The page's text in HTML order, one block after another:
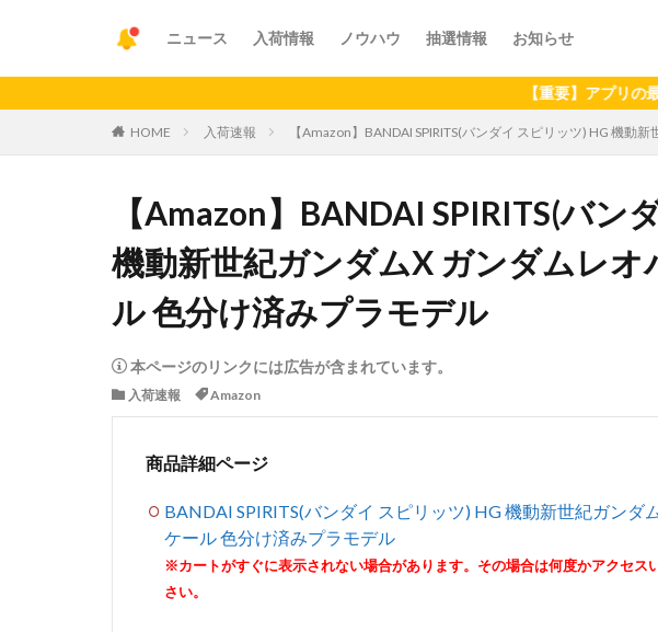
ニュース 入荷情報 ノウハウ 抽選情報 お知らせ
【重要】アプリの最新バー
HOME 入荷速報 【Amazon】BANDAI SPIRITS(バンダイ スピリッツ) HG 機
【Amazon】BANDAI SPIRITS(バン
機動新世紀ガンダムX ガンダムレ
ル 色分け済みプラモデル
本ページのリンクには広告が含まれています。
入荷速報 Amazon
商品詳細ページ
BANDAI SPIRITS(バンダイ スピリッツ) HG 機動新世紀ガンダ
ケール 色分け済みプラモデル
※カートがすぐに表示されない場合があります。その場合は何度かアクセス
さい。